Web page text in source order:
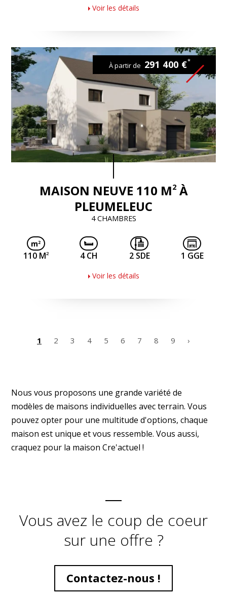
Voir les détails
MAISON NEUVE 110 M2À
PLEUMELEUC
4 CHAMBRES
À partir de 291 400 €*
110 M2 4 CH 2 SDE 1 GGE
Voir les détails
1 2 3 4 5 6 7 8 9 ›
Nous vous proposons une grande variété de
modèles de maisons individuelles avec terrain. Vous
pouvez opter pour une multitude d'options, chaque
maison est unique et vous ressemble. Vous aussi,
craquez pour la maison Cre'actuel !
Vous avez le coup de coeur
sur une offre ?
Contactez-nous !